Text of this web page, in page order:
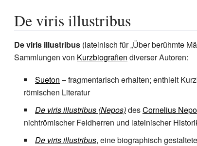
De viris illustribus
De viris illustribus (lateinisch für „Über berühmte
Sammlungen von Kurzbiografien diverser Autoren:
Sueton – fragmentarisch erhalten; enthielt
römischen Literatur
De viris illustribus (Nepos)desCornelius
nichtrömischer Feldherren und lateinischer
De viris illustribus, eine biographisch